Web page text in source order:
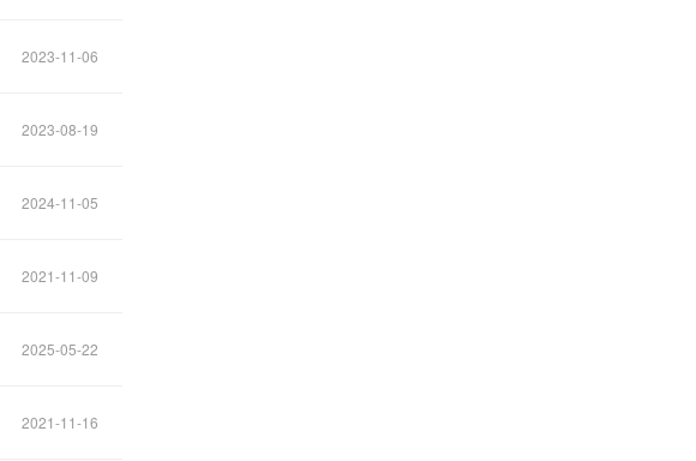
2023-11-06
2023-08-19
2024-11-05
2021-11-09
2025-05-22
2021-11-16